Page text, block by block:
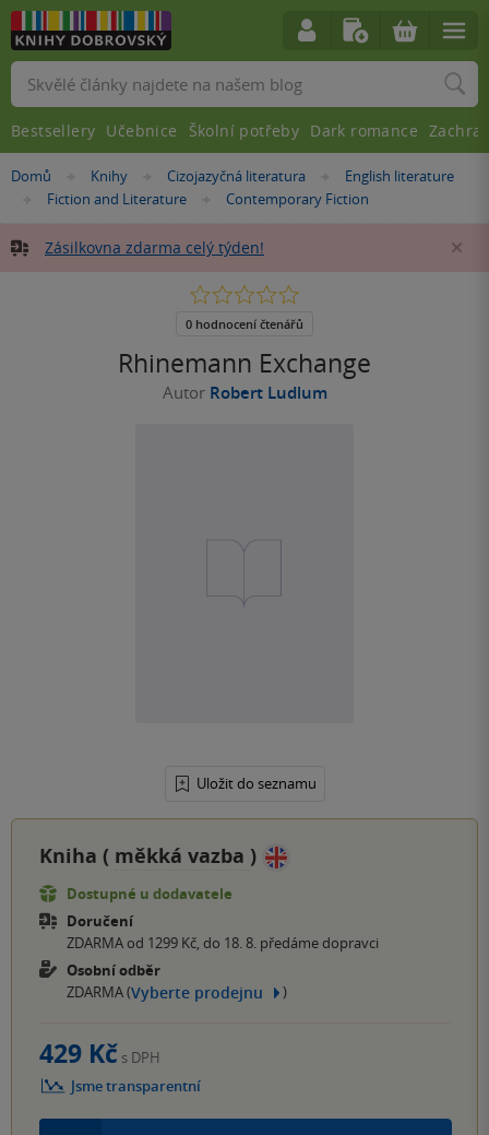
Nacházíte
Domů »Knihy »Cizojazyčná literatura »English literature
»Fiction and Literature »
Contemporary Fiction
Zásilkovna zdarma celý týden!
Rhinemann Exchange
Autor Robert Ludlum
Uložit do seznamu
0.0
5
0 hodnocení čtenářů
Kniha ( měkká vazba )
Dostupné u dodavatele
Doručení
ZDARMA od 1299 Kč, do 18. 8. předáme dopravci
Osobní odběr
ZDARMA (Vyberte prodejnu )
429 Kč s DPH
Jsme transparentní
Vyhledávání
Bestsellery Učebnice Školní potřeby Dark romance